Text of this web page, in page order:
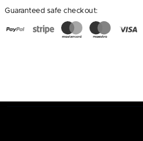
Guaranteed safe checkout: